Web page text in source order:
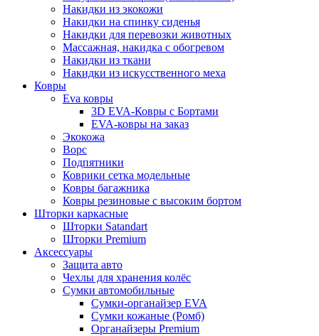
Накидки из экокожи
Накидки на спинку сиденья
Накидки для перевозки животных
Массажная, накидка с обогревом
Накидки из ткани
Накидки из искусственного меха
Ковры
Eva ковры
3D EVA-Ковры с Бортами
EVA-ковры на заказ
Экокожа
Ворс
Подпятники
Коврики сетка модельные
Ковры багажника
Ковры резиновые с высоким бортом
Шторки каркасные
Шторки Satandart
Шторки Premium
Аксессуары
Защита авто
Чехлы для хранения колёс
Сумки автомобильные
Сумки-органайзер EVA
Сумки кожаные (Ромб)
Органайзеры Premium